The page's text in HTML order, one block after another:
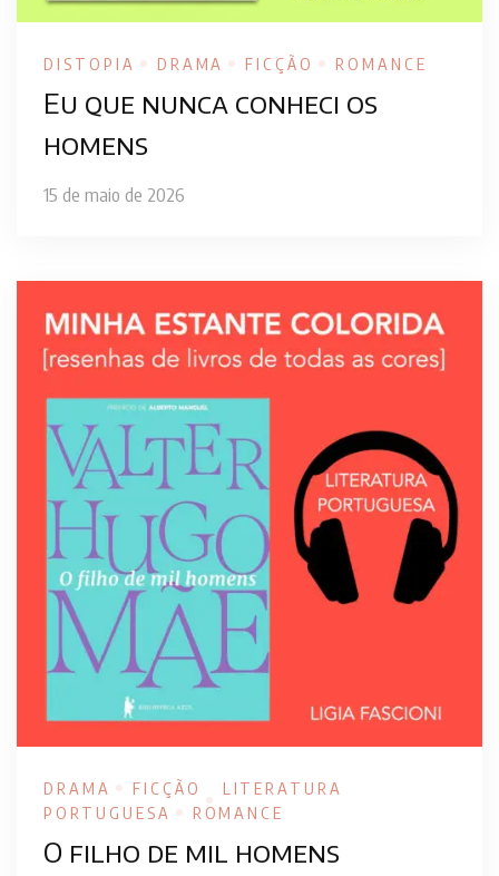
DISTOPIA DRAMA FICÇÃO ROMANCE
Eu que nunca conheci os
homens
15 de maio de 2026
DRAMA FICÇÃO
LITERATURA
PORTUGUESA
ROMANCE
O filho de mil homens